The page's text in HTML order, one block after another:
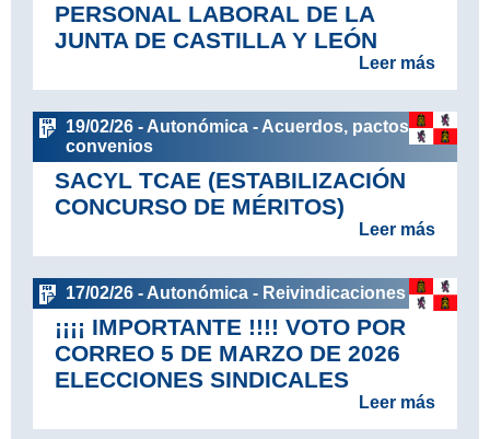
PERSONAL LABORAL DE LA
JUNTA DE CASTILLA Y LEÓN
Leer más
19/02/26 - Autonómica - Acuerdos, pactos y
convenios
SACYL TCAE (ESTABILIZACIÓN
CONCURSO DE MÉRITOS)
Leer más
17/02/26 - Autonómica - Reivindicaciones
¡¡¡¡ IMPORTANTE !!!! VOTO POR
CORREO 5 DE MARZO DE 2026
ELECCIONES SINDICALES
Leer más